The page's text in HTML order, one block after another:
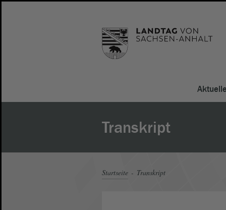
Transkript
Startseite Transkript